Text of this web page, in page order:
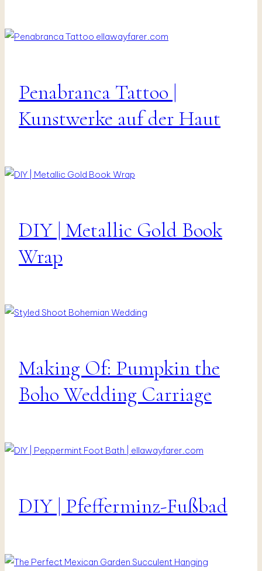
Henna
Penabranca Tattoo |
Kunstwerke auf der Haut
DIY
&
Decor
DIY | Metallic Gold Book
Wrap
Fotografie
|
&
Travel
Making Of: Pumpkin the
Boho Wedding Carriage
DIY
DIY | Pfefferminz-Fußbad